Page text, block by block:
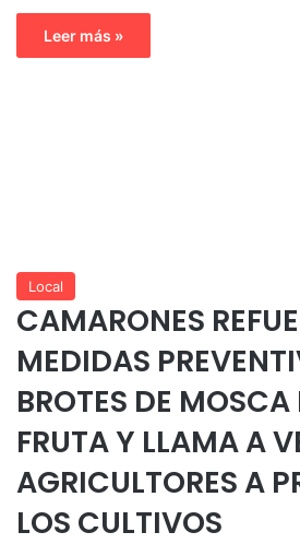
Leer más »
Local
CAMARONES
MEDIDAS
BROTES DE MOSCA
FRUTA Y LLAMA A
AGRICULTORES A
LOS CULTIVOS